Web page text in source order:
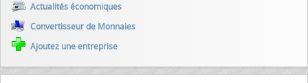
Actualités économiques
Convertisseur de Monnaies
Ajoutez une entreprise